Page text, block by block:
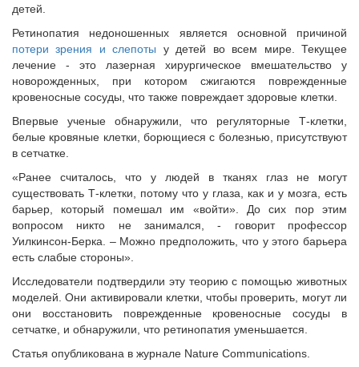
детей.
Ретинопатия недоношенных является основной причиной
потери зрения и слепоты у детей во всем мире. Текущее
лечение - это лазерная хирургическое вмешательство у
новорожденных, при котором сжигаются поврежденные
кровеносные сосуды, что также повреждает здоровые клетки.
Впервые ученые обнаружили, что регуляторные Т-клетки,
белые кровяные клетки, борющиеся с болезнью, присутствуют
в сетчатке.
«Ранее считалось, что у людей в тканях глаз не могут
существовать Т-клетки, потому что у глаза, как и у мозга, есть
барьер, который помешал им «войти». До сих пор этим
вопросом никто не занимался, - говорит профессор
Уилкинсон-Берка. – Можно предположить, что у этого барьера
есть слабые стороны».
Исследователи подтвердили эту теорию с помощью животных
моделей. Они активировали клетки, чтобы проверить, могут ли
они восстановить поврежденные кровеносные сосуды в
сетчатке, и обнаружили, что ретинопатия уменьшается.
Статья опубликована в журнале Nature Communications.